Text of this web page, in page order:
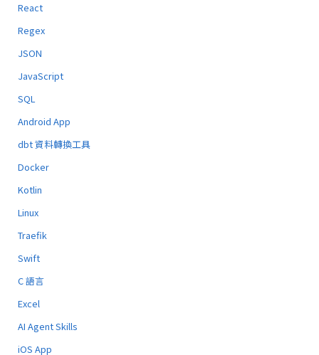
React
Regex
JSON
JavaScript
SQL
Android App
dbt 資料轉換工具
Docker
Kotlin
Linux
Traefik
Swift
C 語言
Excel
AI Agent Skills
iOS App